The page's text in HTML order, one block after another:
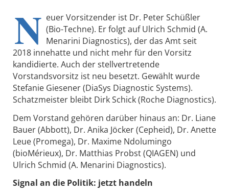
N euer Vorsitzender ist Dr. Peter Schüßler
(Bio-Techne). Er folgt auf Ulrich Schmid (A.
Menarini Diagnostics), der das Amt seit
2018 innehatte und nicht mehr für den Vorsitz
kandidierte. Auch der stellvertretende
Vorstandsvorsitz ist neu besetzt. Gewählt wurde
Stefanie Giesener (DiaSys Diagnostic Systems).
Schatzmeister bleibt Dirk Schick (Roche Diagnostics).
Dem Vorstand gehören darüber hinaus an: Dr. Liane
Bauer (Abbott), Dr. Anika Jöcker (Cepheid), Dr. Anette
Leue (Promega), Dr. Maxime Ndolumingo
(bioMérieux), Dr. Matthias Probst (QIAGEN) und
Ulrich Schmid (A. Menarini Diagnostics).
Signal an die Politik: jetzt handeln